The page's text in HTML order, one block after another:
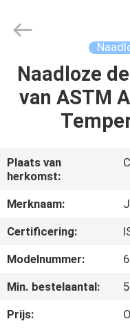
HUIS
PRODUCTEN
ONGEVEER
DE
V.S.
FABRIEKSREIS
Joyruns
Steel
Reserved.Naadloze
van ASTM
Plaats van
herkomst:
Merknaam:
Certificering:
Modelnummer:
Min. bestelaantal:
Prijs: